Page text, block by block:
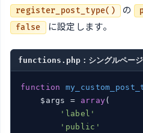
register_post_type() の
false に設定します。
functions.php：シングルページ
function
    $args =
array (
'label'
'public'